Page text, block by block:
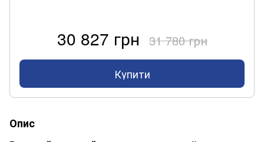
30 827 грн 31 780 грн
Купити
Опис